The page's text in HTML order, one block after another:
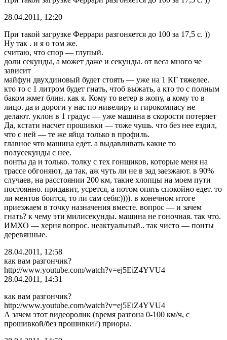
28.04.2011, 12:20
При такой загрузке Феррари разгоняется до 100 за 17,5 с. ))
Ну так . и я о том же.
считаю, что спор — глупый.
доли секунды, а может даже и секунды. от веса много че
зависит
майфун двухдиновый будет стоять — уже на 1 КГ тяжелее.
кто то с 1 литром будет гнать, чтоб выжать, а кто то с полным
баком жмет блин. как я. Кому то ветер в жопу, а кому то в
лицо. да и дороги у нас по нивелиру и гирокомпасу не
делают. уклон в 1 градус — уже машина в скорости потеряет
Да, кстати насчет прошивки — тоже чушь. что без нее ездил,
что с ней — те же яйца только в профиль.
главное что машина едет. а выдавливать какие то
полусекунды с нее.
понты да и только. толку с тех гонщиков, которые меня на
трассе обгоняют, да так, аж чуть ли не в зад заезжают. в 90%
случаев, на расстоянии 200 км, такие хлопцы на моем пути
постоянно. придавит, усрется, а потом опять спокойно едет. то
ли ментов боится, то ли сам себя:)))). в конечном итоге
приезжаем в точку назначения вместе. вопрос — и зачем
гнать? к чему эти милисекунды. машина не гоночная. так что.
ИМХО — херня вопрос. неактуальный.. так чисто — понты
деревянные.
28.04.2011, 12:58
как вам разгончик?
http://www.youtube.com/watch?v=ej5EiZ4YVU4
28.04.2011, 14:31
как вам разгончик?
http://www.youtube.com/watch?v=ej5EiZ4YVU4
А зачем этот видеоролик (время разгона 0-100 км/ч, с
прошивкой/без прошивки?) приоры.